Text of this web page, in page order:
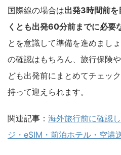
国際線の場合は出発3時間前を
くとも出発60分前までに必要
とを意識して準備を進めまし
の確認はもちろん、旅行保険
ども出発前にまとめてチェッ
持って迎えられます。
関連記事： 海外旅行前に確認
ジ・eSIM・前泊ホテル・空港